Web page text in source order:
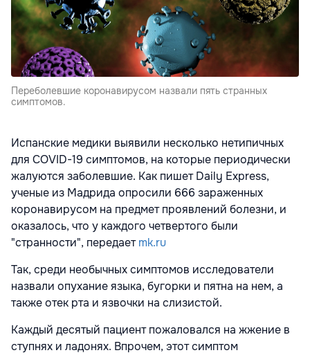
Переболевшие коронавирусом назвали пять странных
симптомов.
Испанские медики выявили несколько нетипичных
для COVID-19 симптомов, на которые периодически
жалуются заболевшие. Как пишет Daily Express,
ученые из Мадрида опросили 666 зараженных
коронавирусом на предмет проявлений болезни, и
оказалось, что у каждого четвертого были
"странности", передаетmk.ru
Так, среди необычных симптомов исследователи
назвали опухание языка, бугорки и пятна на нем, а
также отек рта и язвочки на слизистой.
Каждый десятый пациент пожаловался на жжение в
ступнях и ладонях. Впрочем, этот симптом